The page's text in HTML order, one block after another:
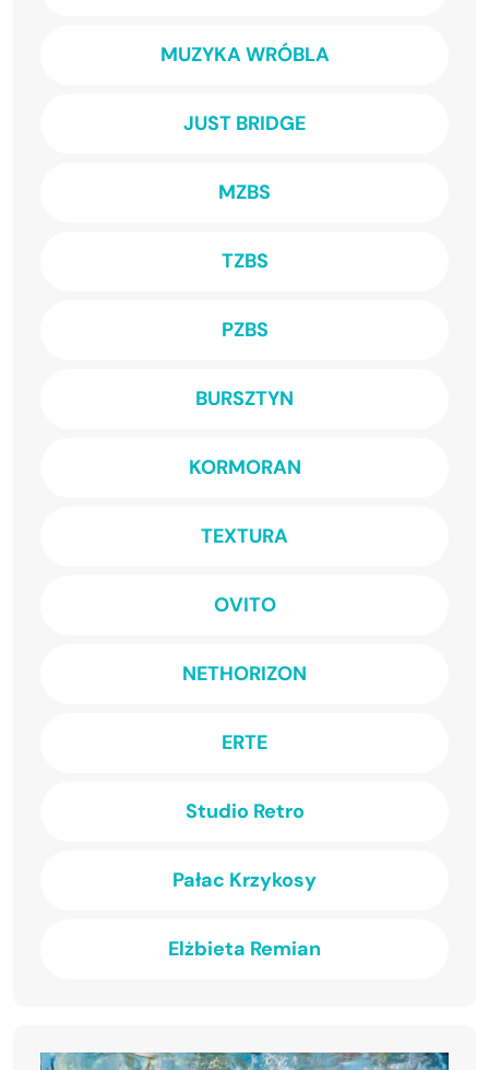
MUZYKA WRÓBLA
JUST BRIDGE
MZBS
TZBS
PZBS
BURSZTYN
KORMORAN
TEXTURA
OVITO
NETHORIZON
ERTE
Studio Retro
Pałac Krzykosy
Elżbieta Remian